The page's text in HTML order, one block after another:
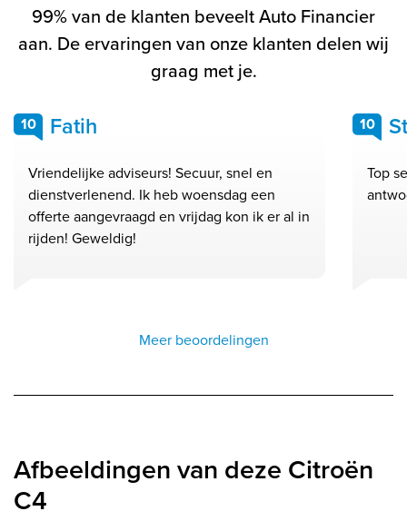
99% van de klanten beveelt Auto Financier
aan. De ervaringen van onze klanten delen wij
graag met je.
10 Fatih
Vriendelijke adviseurs! Secuur, snel en
dienstverlenend. Ik heb woensdag een
offerte aangevraagd en vrijdag kon ik er al in
rijden! Geweldig!
10
Top
Meer beoordelingen
Afbeeldingen van deze Citroën
C4